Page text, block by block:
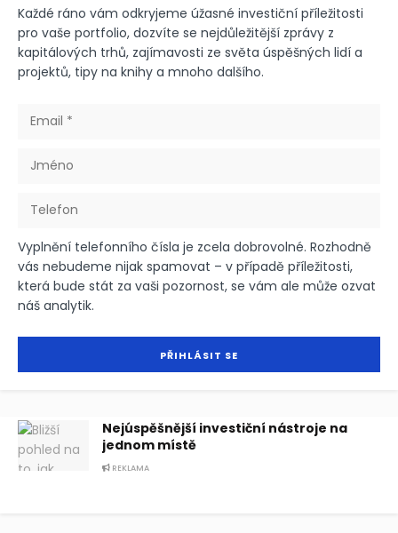
Každé ráno vám odkryjeme úžasné investiční příležitosti
pro vaše portfolio, dozvíte se nejdůležitější zprávy z
kapitálových trhů, zajímavosti ze světa úspěšných lidí a
projektů, tipy na knihy a mnoho dalšího.
Vyplnění telefonního čísla je zcela dobrovolné. Rozhodně
vás nebudeme nijak spamovat – v případě příležitosti,
která bude stát za vaši pozornost, se vám ale může ozvat
náš analytik.
Nejúspěšnější investiční nástroje na
jednom místě
REKLAMA